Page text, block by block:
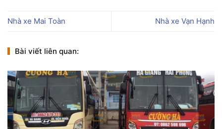
Nhà xe Mai Toàn Nhà xe Vạn Hạnh
Bài viết liên quan: